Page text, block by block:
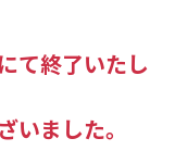
採用情報
て終了いたし
いました。